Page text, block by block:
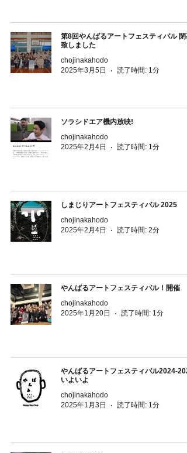
第8回やんばるアートフェスティバル 閉
致しました
chojinakahodo
2025年3月5日
読了時間: 1分
ソラシドエア機内放映!
chojinakahodo
2025年2月4日
読了時間: 1分
しまじりアートフェスティバル 2025
chojinakahodo
2025年2月4日
読了時間: 2分
やんばるアートフェスティバル！開催
chojinakahodo
2025年1月20日
読了時間: 1分
やんばるアートフェスティバル2024-
いよいよ
chojinakahodo
2025年1月3日
読了時間: 1分